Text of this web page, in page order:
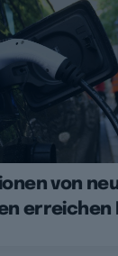
von
erreichen